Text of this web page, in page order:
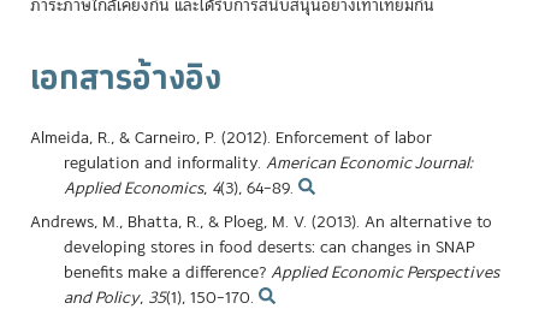
ภาระภาษีใกล้เคียงกัน และได้รับการสนับสนุนอย่างเท่าเทียมกัน
เอกสารอ้างอิง
Almeida, R., & Carneiro, P. (2012). Enforcement of labor
regulation and informality. American Economic Journal:
Applied Economics, 4(3), 64–89.
Andrews, M., Bhatta, R., & Ploeg, M. V. (2013). An alternative to
developing stores in food deserts: can changes in SNAP
benefits make a difference?Applied Economic Perspectives
and Policy, 35(1), 150–170.